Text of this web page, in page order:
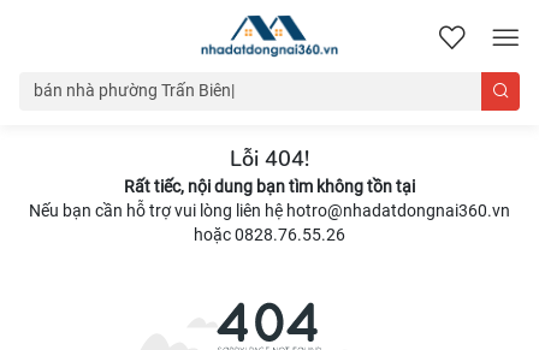
nhadatdongnai360.vn
Lỗi 404!
Rất tiếc, nội dung bạn tìm không tồn tại
Nếu bạn cần hỗ trợ vui lòng liên hệ hotro@nhadatdongnai360.vn
hoặc 0828.76.55.26